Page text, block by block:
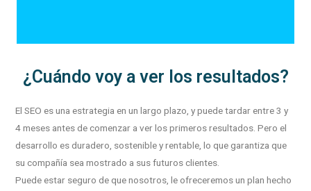
¿Cuándo voy a ver los resultados?
El SEO es una estrategia en un largo plazo, y puede tardar entre 3 y
4 meses antes de comenzar a ver los primeros resultados. Pero el
desarrollo es duradero, sostenible y rentable, lo que garantiza que
su compañía sea mostrado a sus futuros clientes.
Puede estar seguro de que nosotros, le ofreceremos un plan hecho